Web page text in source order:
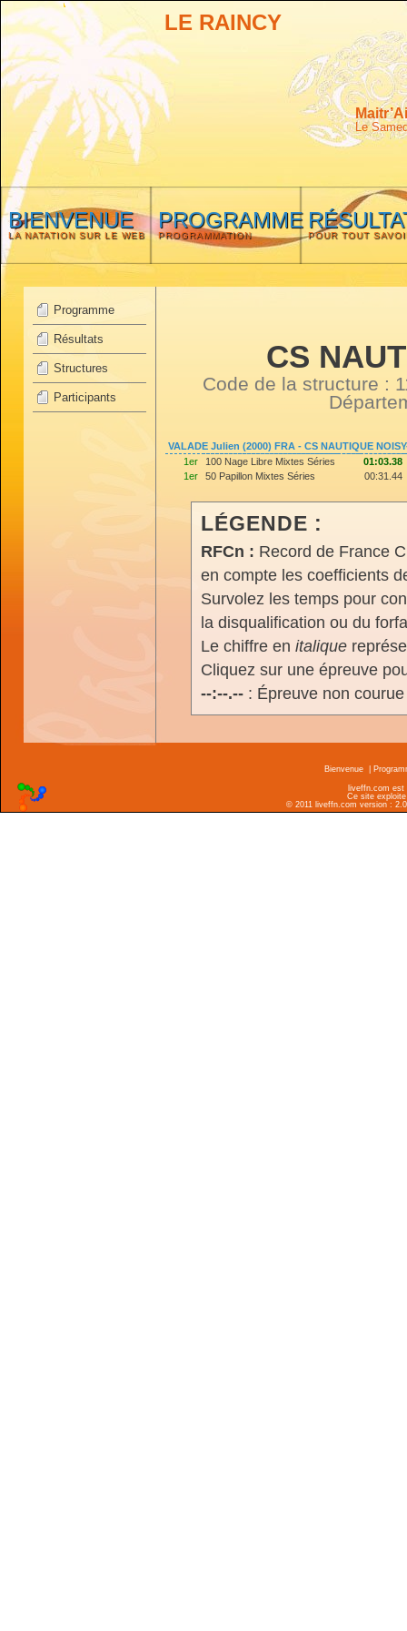
LE RAINCY
Le
BIENVENUE
LA NATATION SUR LE WEB
PROGRAMME
PROGRAMMATION POUR TOUT
Programme
Résultats
Structures
Participants
CS
Code de la structure :
VALADE Julien (2000) FRA - CS NAUTIQUE
1er
100 Nage Libre Mixtes Séries
01:03.38
1er
50 Papillon Mixtes Séries 00:31.44
LÉGENDE :
RFCn : Record de France
en compte les coefficients
Survolez les temps pour
la disqualification ou du
Le chiffre en italique
Cliquez sur une épreuve
--:--.--: Épreuve non
Bienvenue
liveffn.com est
Ce site
© 2011 liveffn.com version :